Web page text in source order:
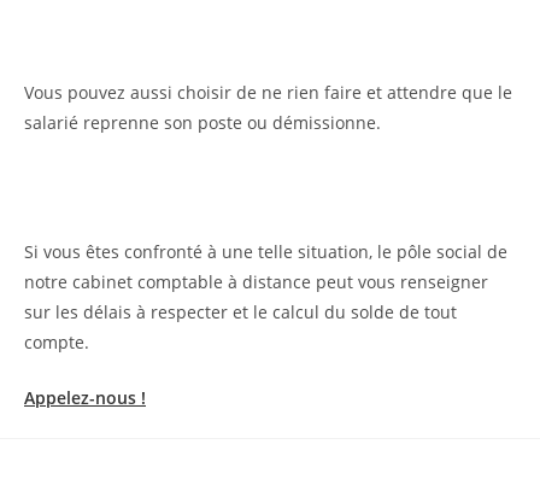
Vous pouvez aussi choisir de ne rien faire et attendre que le
salarié reprenne son poste ou démissionne.
Si vous êtes confronté à une telle situation, le pôle social de
notre cabinet comptable à distance peut vous renseigner
sur les délais à respecter et le calcul du solde de tout
compte.
Appelez-nous !